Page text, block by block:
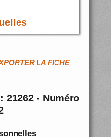
LA FICHE
21262 - Numéro